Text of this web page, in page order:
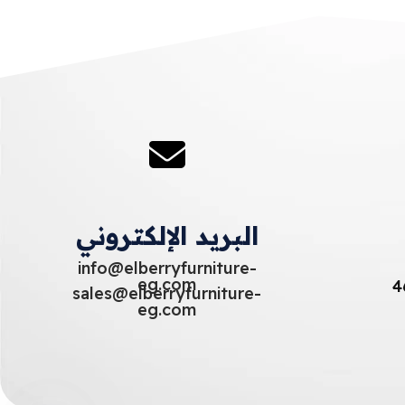
البريد الإلكتروني
info@elberryfurniture-
eg.com
sales@elberryfurniture-
eg.com